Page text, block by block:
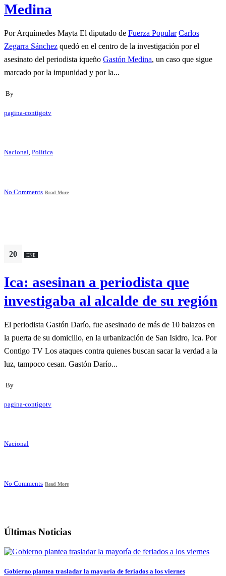
Medina
Por Arquímedes Mayta El diputado de Fuerza Popular Carlos
Zegarra Sánchez quedó en el centro de la investigación por el
asesinato del periodista iqueño Gastón Medina, un caso que sigue
marcado por la impunidad y por la...
By
pagina-contigotv
Nacional Política
No Comments Read More
20 ENE
Ica: asesinan a periodista que
investigaba al alcalde de su región
El periodista Gastón Darío, fue asesinado de más de 10 balazos en
la puerta de su domicilio, en la urbanización de San Isidro, Ica. Por
Contigo TV Los ataques contra quienes buscan sacar la verdad a la
luz, tampoco cesan. Gastón Darío...
By
pagina-contigotv
Nacional
No Comments Read More
Últimas Noticias
Gobierno plantea trasladar la mayoría de feriados a los viernes